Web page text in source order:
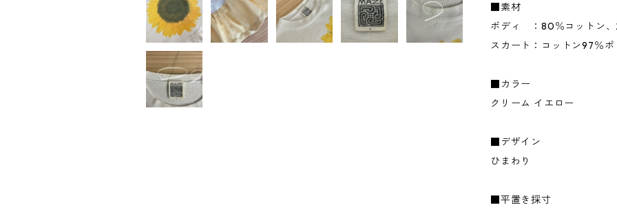
■素材
ボディ ：80％コットン
スカート：コットン97％
■カラー
クリーム イエロー
■デザイン
ひまわり
■平置き採寸